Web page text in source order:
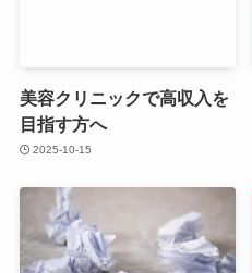
美容クリニックで高収入を
目指す方へ
2025-10-15